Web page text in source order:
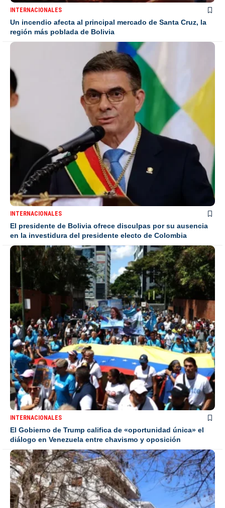
INTERNACIONALES
Un incendio afecta al principal mercado de Santa Cruz, la
región más poblada de Bolivia
INTERNACIONALES
El presidente de Bolivia ofrece disculpas por su ausencia
en la investidura del presidente electo de Colombia
INTERNACIONALES
El Gobierno de Trump califica de «oportunidad única» el
diálogo en Venezuela entre chavismo y oposición